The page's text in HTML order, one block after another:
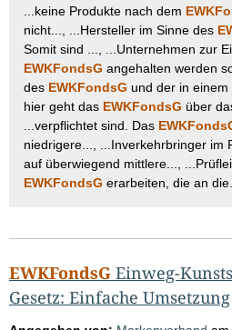
...keine Produkte nach dem
nicht..., ...Hersteller im Sinne des
Somit sind ..., ...Unternehmen zur
EWKFondsG angehalten werden
des EWKFondsG und der in einem
hier geht das EWKFondsG über
...verpflichtet sind. Das
niedrigere..., ...Inverkehrbringer im
auf überwiegend mittlere...,
EWKFondsG erarbeiten, die an die...
EWKFondsG Einweg-
Gesetz: Einfache Umsetzung